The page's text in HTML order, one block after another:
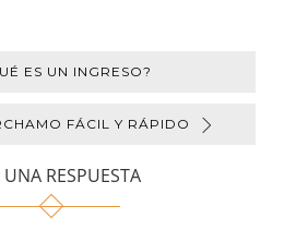
Socioeconómico
ES UN INGRESO?
FÁCIL Y RÁPIDO
UNA RESPUESTA